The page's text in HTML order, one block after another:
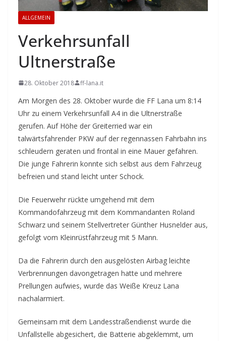
ALLGEMEIN
Verkehrsunfall
Ultnerstraße
28. Oktober 2018 ff-lana.it
Am Morgen des 28. Oktober wurde die FF Lana um 8:14
Uhr zu einem Verkehrsunfall A4 in die Ultnerstraße
gerufen. Auf Höhe der Greiterried war ein
talwärtsfahrender PKW auf der regennassen Fahrbahn ins
schleudern geraten und frontal in eine Mauer gefahren.
Die junge Fahrerin konnte sich selbst aus dem Fahrzeug
befreien und stand leicht unter Schock.
Die Feuerwehr rückte umgehend mit dem
Kommandofahrzeug mit dem Kommandanten Roland
Schwarz und seinem Stellvertreter Günther Husnelder aus,
gefolgt vom Kleinrüstfahrzeug mit 5 Mann.
Da die Fahrerin durch den ausgelösten Airbag leichte
Verbrennungen davongetragen hatte und mehrere
Prellungen aufwies, wurde das Weiße Kreuz Lana
nachalarmiert.
Gemeinsam mit dem Landesstraßendienst wurde die
Unfallstelle abgesichert, die Batterie abgeklemmt, um